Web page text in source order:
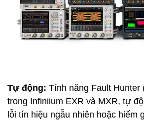
Tự động: Tính năng Fault Hunter
trong Infiniium EXR và MXR, tự
lỗi tín hiệu ngẫu nhiên hoặc hiếm